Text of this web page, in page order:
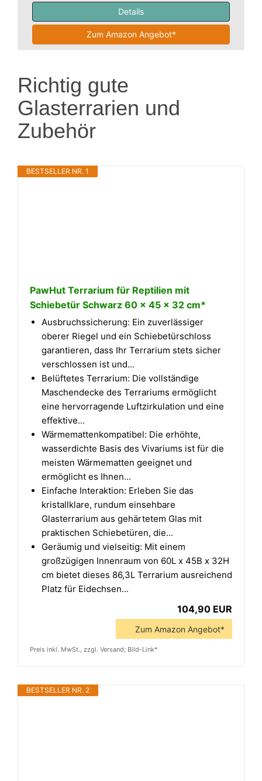
Details
Zum Amazon Angebot*
Richtig gute
Glasterrarien und
Zubehör
BESTSELLER NR. 1
PawHut Terrarium für Reptilien mit
Schiebetür Schwarz 60 x 45 x 32 cm*
Ausbruchssicherung: Ein zuverlässiger
oberer Riegel und ein Schiebetürschloss
garantieren, dass Ihr Terrarium stets sicher
verschlossen ist und...
Belüftetes Terrarium: Die vollständige
Maschendecke des Terrariums ermöglicht
eine hervorragende Luftzirkulation und eine
effektive...
Wärmemattenkompatibel: Die erhöhte,
wasserdichte Basis des Vivariums ist für die
meisten Wärmematten geeignet und
ermöglicht es Ihnen...
Einfache Interaktion: Erleben Sie das
kristallklare, rundum einsehbare
Glasterrarium aus gehärtetem Glas mit
praktischen Schiebetüren, die...
Geräumig und vielseitig: Mit einem
großzügigen Innenraum von 60L x 45B x 32H
cm bietet dieses 86,3L Terrarium ausreichend
Platz für Eidechsen...
104,90 EUR
Zum Amazon Angebot*
Preis inkl. MwSt., zzgl. Versand; Bild-Link*
BESTSELLER NR. 2